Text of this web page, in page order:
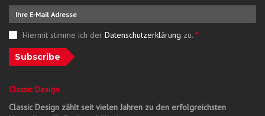
Hiermit stimme ich der Datenschutzerklärung zu. *
Subscribe
Classic Design
Classic Design zählt seit vielen Jahren zu den erfolgreichsten